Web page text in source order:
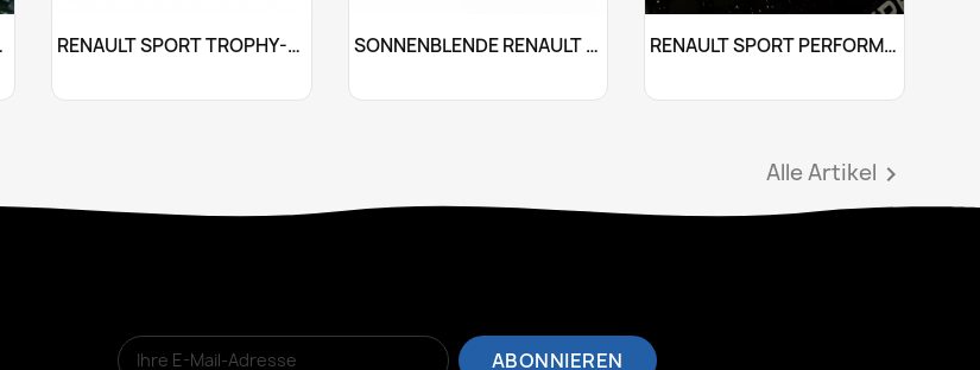
Anpassen RENAULT SPORT TROPHY-R STICKER Anpassen SONNENBLENDE RENAULT GORDINI Anpassen RENAULT SPORT PERFORMANCE...
Alle Artikel 